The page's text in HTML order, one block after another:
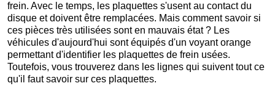
frein. Avec le temps, les plaquettes s'usent au contact du
disque et doivent être remplacées. Mais comment savoir si
ces pièces très utilisées sont en mauvais état ? Les
véhicules d'aujourd'hui sont équipés d'un voyant orange
permettant d'identifier les plaquettes de frein usées.
Toutefois, vous trouverez dans les lignes qui suivent tout ce
qu'il faut savoir sur ces plaquettes.